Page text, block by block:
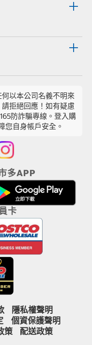
何以本公司名義不明來
拒絕回應！如有疑慮
防詐騙專線。登入購
您自身帳戶安全。
多APP
卡
隱私權聲明
個資保護聲明
策 配送政策